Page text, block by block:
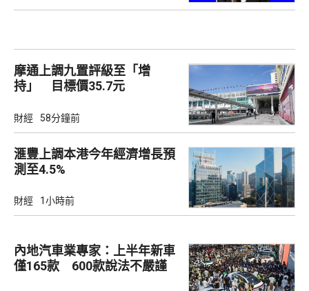
摩通上調九置評級至「增
持」 目標價35.7元
財經 58分鐘前
滙豐上調本港今年經濟增長預
測至4.5%
財經 1小時前
內地汽車業專家：上半年新車
僅165款 600款說法不嚴謹